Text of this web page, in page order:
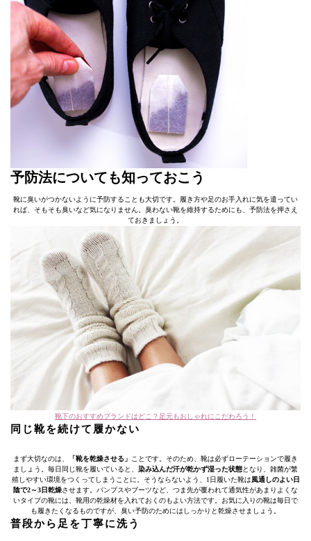
予防法についても知っておこう
靴に臭いがつかないように予防することも大切です。履き方や足のお手入れに気を遣ってい
れば、そもそも臭いなど気になりません。臭わない靴を維持するためにも、予防法を押さえ
ておきましょう。
靴下のおすすめブランドはどこ？足元もおしゃれにこだわろう！
同じ靴を続けて履かない
まず大切なのは、 「靴を乾燥させる」
ことです。そのため、靴は必ずローテーションで履き
ましょう。毎日同じ靴を履いていると、 染み込んだ汗が乾かず湿った状態となり、雑菌が繁
殖しやすい環境をつくってしまうことに。そうならないよう、1日履いた靴は風通しのよい日
陰で2～3日乾燥させます。パンプスやブーツなど、つま先が覆われて通気性があまりよくな
いタイプの靴には、靴用の乾燥材を入れておくのもよい方法です。お気に入りの靴は毎日で
も履きたくなるものですが、臭い予防のためにはしっかりと乾燥させましょう。
普段から足を丁寧に洗う